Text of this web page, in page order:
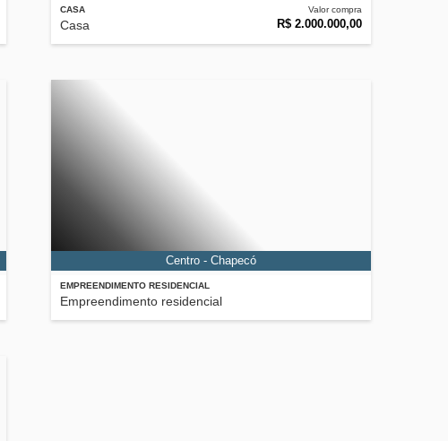
CASA
Casa
Valor compra
R$ 2.000.000,00
EMPREENDIMENTO RESIDENCIAL
Empreendimento residencial
Centro - Chapecó